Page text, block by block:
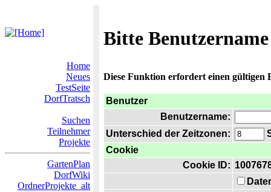
Bitte
Home
Neues
TestSeite
DorfTratsch
Suchen
Teilnehmer
Projekte
GartenPlan
DorfWiki
OrdnerProjekte_alt
Diese Funktion erfordert einen gültigen
Benutzer
Benutzername:
Unterschied der Zeitzonen:
Cookie
Cookie ID: